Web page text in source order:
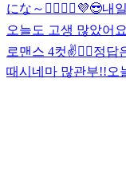
にな～🙋‍♂️🙋‍♂️ 💜😎내
오늘도 고생 많았어
로맨스 4컷✌️🙋‍♂️정답
때시네마 많관부!!오